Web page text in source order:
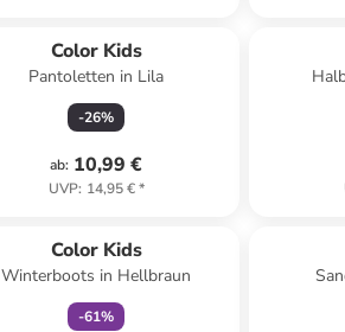
Color Kids
Pantoletten in Lila
-26%
ab: 10,99 €
UVP: 14,95 €*
Color Kids
Winterboots in Hellbraun
-61%